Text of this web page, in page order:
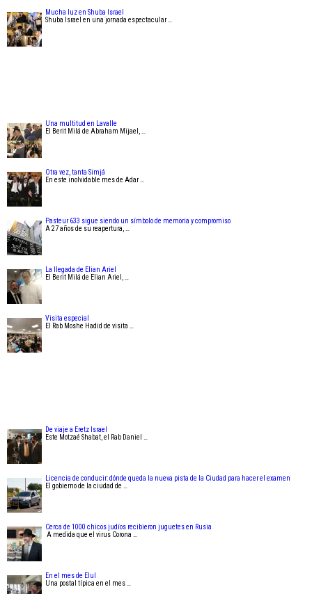
Mucha luz en Shuba Israel
Shuba Israel en una jornada espectacular …
Una multitud en Lavalle
El Berit Milá de Abraham Mijael, …
Otra vez, tanta Simjá
En este inolvidable mes de Adar …
Pasteur 633 sigue siendo un símbolo de memoria y compromiso
A 27 años de su reapertura, …
La llegada de Elian Ariel
El Berit Milá de Elian Ariel, …
Visita especial
El Rab Moshe Hadid de visita …
De viaje a Eretz Israel
Este Motzaé Shabat, el Rab Daniel …
Licencia de conducir: dónde queda la nueva pista de la Ciudad para hacer el examen
El gobierno de la ciudad de …
Cerca de 1000 chicos judíos recibieron juguetes en Rusia
A medida que el virus Corona …
En el mes de Elul
Una postal típica en el mes …